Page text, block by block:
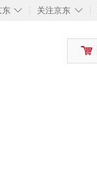
◇
东 ◇
关注京东